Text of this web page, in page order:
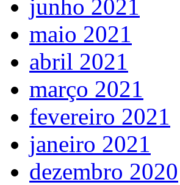
junho 2021
maio 2021
abril 2021
março 2021
fevereiro 2021
janeiro 2021
dezembro 2020